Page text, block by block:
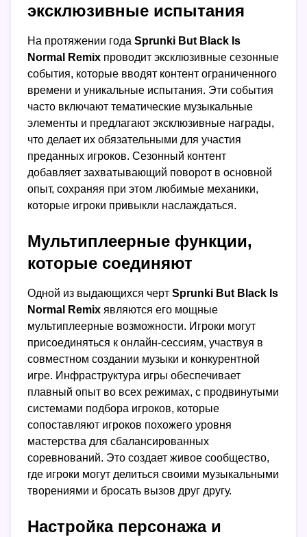
эксклюзивные испытания
На протяжении года Sprunki But Black Is
Normal Remix проводит эксклюзивные сезонные
события, которые вводят контент ограниченного
времени и уникальные испытания. Эти события
часто включают тематические музыкальные
элементы и предлагают эксклюзивные награды,
что делает их обязательными для участия
преданных игроков. Сезонный контент
добавляет захватывающий поворот в основной
опыт, сохраняя при этом любимые механики,
которые игроки привыкли наслаждаться.
Мультиплеерные функции,
которые соединяют
Одной из выдающихся черт Sprunki But Black Is
Normal Remix являются его мощные
мультиплеерные возможности. Игроки могут
присоединяться к онлайн-сессиям, участвуя в
совместном создании музыки и конкурентной
игре. Инфраструктура игры обеспечивает
плавный опыт во всех режимах, с продвинутыми
системами подбора игроков, которые
сопоставляют игроков похожего уровня
мастерства для сбалансированных
соревнований. Это создает живое сообщество,
где игроки могут делиться своими музыкальными
творениями и бросать вызов друг другу.
Настройка персонажа и